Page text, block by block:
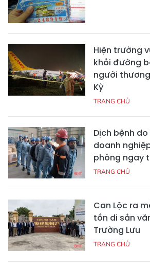
Hiện trường
khỏi đường
người
Kỳ
TRANG CHỦ
Dịch bệnh
doanh
phòng ngay
TRANG CHỦ
Can Lộc ra
tồn di sản
Trường Lưu
TRANG CHỦ